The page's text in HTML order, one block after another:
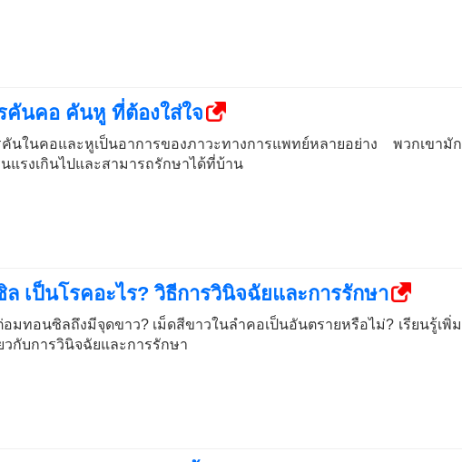
คันคอ คันหู ที่ต้องใส่ใจ
คันในคอและหูเป็นอาการของภาวะทางการแพทย์หลายอย่าง พวกเขามัก
แรงเกินไปและสามารถรักษาได้ที่บ้าน
เป็นโรคอะไร? วิธีการวินิจฉัยและการรักษา
มทอนซิลถึงมีจุดขาว? เม็ดสีขาวในลำคอเป็นอันตรายหรือไม่? เรียนรู้เพิ่ม
วกับการวินิจฉัยและการรักษา